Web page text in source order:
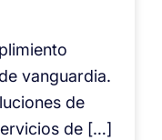
vanguardia.
de
de […]